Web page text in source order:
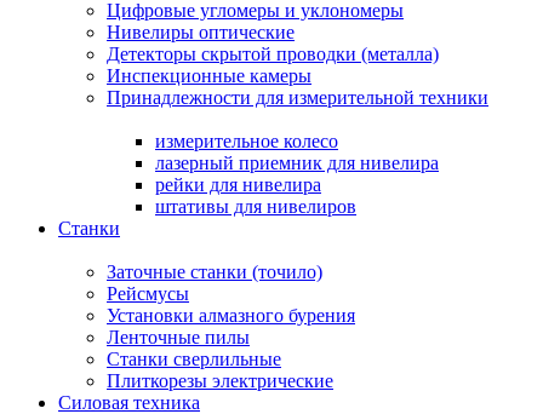
Цифровые угломеры и уклономеры
Нивелиры оптические
Детекторы скрытой проводки (металла)
Инспекционные камеры
Принадлежности для измерительной техники
измерительное колесо
лазерный приемник для нивелира
рейки для нивелира
штативы для нивелиров
Станки
Заточные станки (точило)
Рейсмусы
Установки алмазного бурения
Ленточные пилы
Станки сверлильные
Плиткорезы электрические
Силовая техника